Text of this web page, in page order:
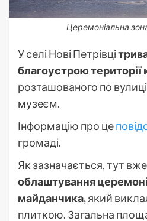
Церемоніальна
У селі Нові Петрівці
благоустрою
розташованого по
музеєм.
Інформацію про це
громаді.
Як зазначається, тут вже
облаштування
майданчика,який
плиткою. Загальна